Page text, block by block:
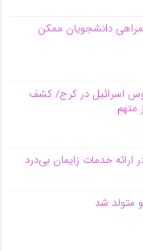
دانشجویان ممکن
اسرائیل در کرج/‌ کشف
متهم
متولد شد